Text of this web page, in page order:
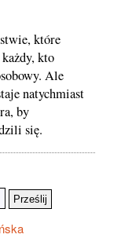
które
kto
Ale
natychmiast
by
się.